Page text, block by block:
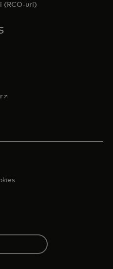
(RCO-uri)
new tab
in a new tab
opens in a new tab
in a new tab